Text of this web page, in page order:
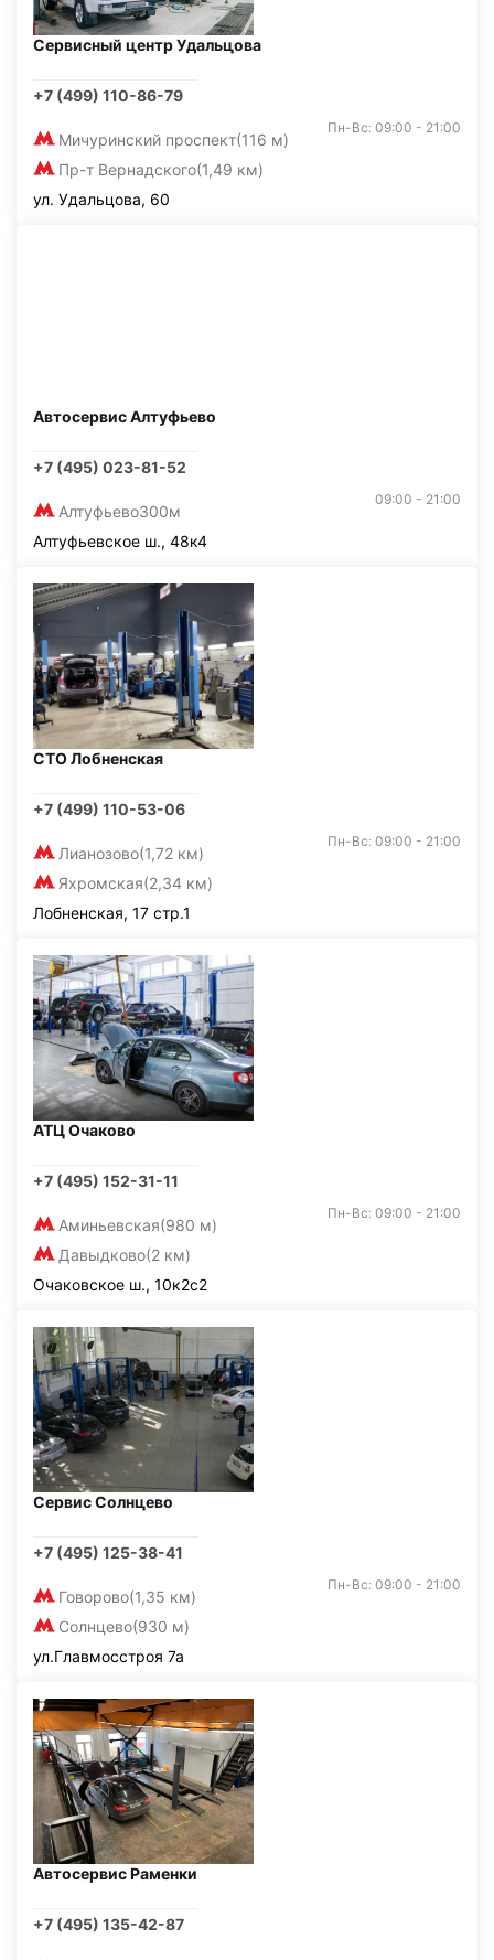
Сервисный центр Удальцова
+7 (499) 110-86-79
Мичуринский проспект(116 м)
Пр-т Вернадского(1,49 км)
Пн-Вс: 09:00 - 21:00
ул. Удальцова, 60
Автосервис Алтуфьево
+7 (495) 023-81-52
Алтуфьево300м
09:00 - 21:00
Алтуфьевское ш., 48к4
СТО Лобненская
+7 (499) 110-53-06
Лианозово(1,72 км)
Яхромская(2,34 км)
Пн-Вс: 09:00 - 21:00
Лобненская, 17 стр.1
АТЦ Очаково
+7 (495) 152-31-11
Аминьевская(980 м)
Давыдково(2 км)
Пн-Вс: 09:00 - 21:00
Очаковское ш., 10к2с2
Сервис Солнцево
+7 (495) 125-38-41
Говорово(1,35 км)
Солнцево(930 м)
Пн-Вс: 09:00 - 21:00
ул.Главмосстроя 7а
Автосервис Раменки
+7 (495) 135-42-87